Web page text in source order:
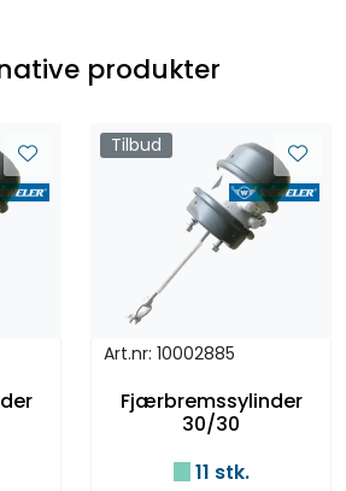
produkter
Tilbud
Art.nr: 10002885
Fjærbremssylinder
30/30
11 stk.